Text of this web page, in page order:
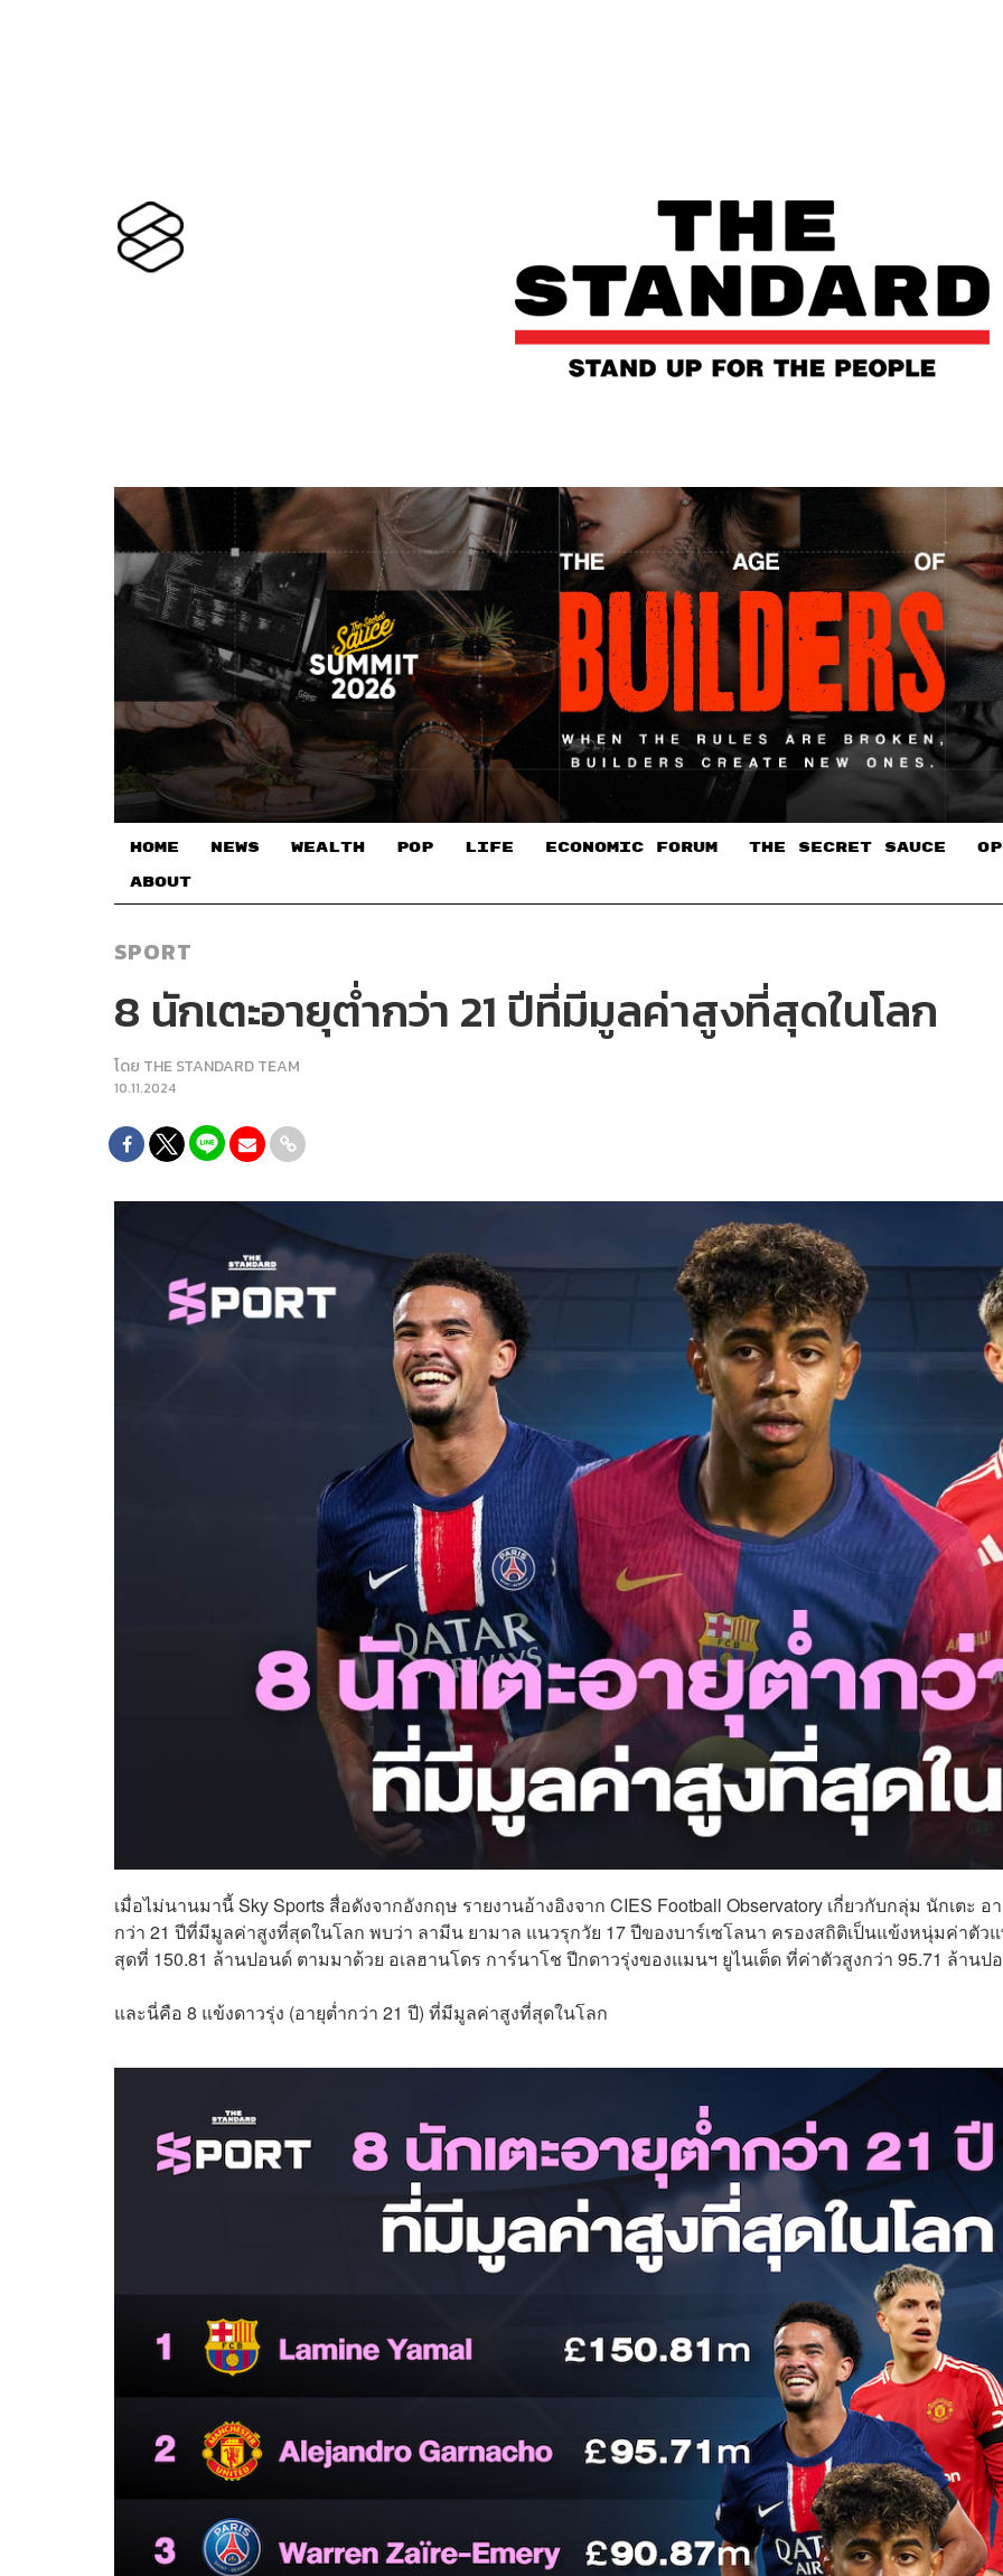
HOME NEWS WEALTH POP LIFE ECONOMIC FORUM THE SECRET SAUCE​
ABOUT
SPORT
8 นักเตะอายุต่ำกว่า 21 ปีที่มีมูลค่าสูงที่สุดในโลก
โดย THE STANDARD TEAM
10.11.2024
เมื่อไม่นานมานี้ Sky Sports สื่อดังจากอังกฤษ รายงานอ้างอิงจาก CIES Football Observatory เกี่ยวกับกลุ่ม นักเตะ อ
กว่า 21 ปีที่มีมูลค่าสูงที่สุดในโลก พบว่า ลามีน ยามาล แนวรุกวัย 17 ปีของบาร์เซโลนา ครองสถิติเป็นแข้งหนุ่มค่าตัว
สุดที่ 150.81 ล้านปอนด์ ตามมาด้วย อเลฮานโดร การ์นาโช ปีกดาวรุ่งของแมนฯ ยูไนเต็ด ที่ค่าตัวสูงกว่า 95.71 ล้านป
และนี่คือ 8 แข้งดาวรุ่ง (อายุต่ำกว่า 21 ปี) ที่มีมูลค่าสูงที่สุดในโลก